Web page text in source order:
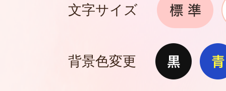
文字サイズ
背景色変更